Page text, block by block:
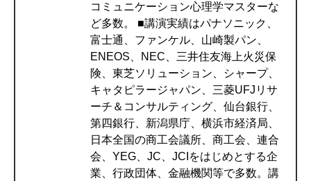
コミュニケーション心理学マスターな
ど多数。 ■講演実績はパナソニック、
富士通、ファンケル、山崎製パン、
ENEOS、NEC、三井住友海上火災保
険、東芝ソリューション、シャープ、
キャタピラージャパン、三菱UFJリサ
ーチ＆コンサルティング、仙台銀行、
第四銀行、新潟県庁、横浜市経済局、
日本全国の商工会議所、商工会、連合
会、YEG、JC、JCIをはじめとする企
業、行政団体、金融機関等で多数。講